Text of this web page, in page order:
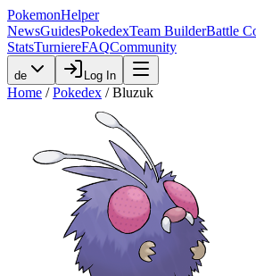
PokemonHelper
NewsGuidesPokedexTeam BuilderBattle
StatsTurniereFAQCommunity
de Log In
Home / Pokedex / Bluzuk